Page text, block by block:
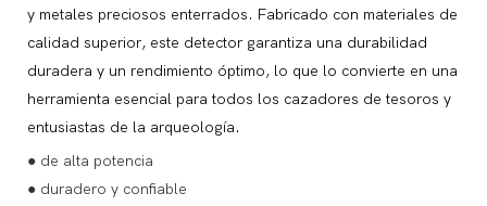
y metales preciosos enterrados. Fabricado con materiales de
calidad superior, este detector garantiza una durabilidad
duradera y un rendimiento óptimo, lo que lo convierte en una
herramienta esencial para todos los cazadores de tesoros y
entusiastas de la arqueología.
● de alta potencia
● duradero y confiable